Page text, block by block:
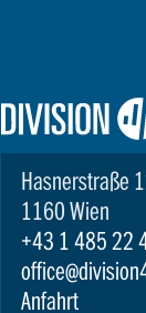
Logo:
Division4
Hasnerstraße
1160 Wien
+43 1 485 22
Anfahrt